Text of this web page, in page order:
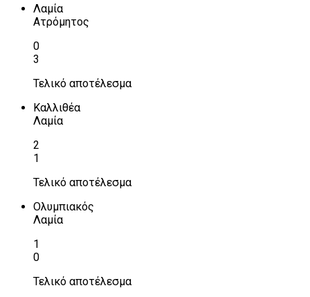
Λαμία
Ατρόμητος
0
3
Τελικό αποτέλεσμα
Καλλιθέα
Λαμία
2
1
Τελικό αποτέλεσμα
Ολυμπιακός
Λαμία
1
0
Τελικό αποτέλεσμα